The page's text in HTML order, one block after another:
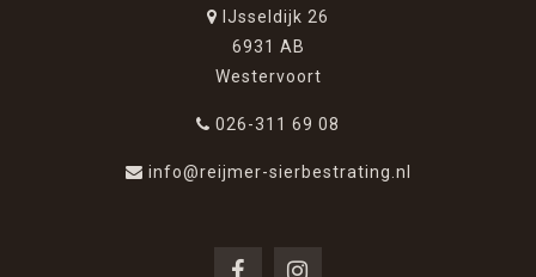
IJsseldijk 26
6931 AB
Westervoort
026-311 69 08
info@reijmer-sierbestrating.nl